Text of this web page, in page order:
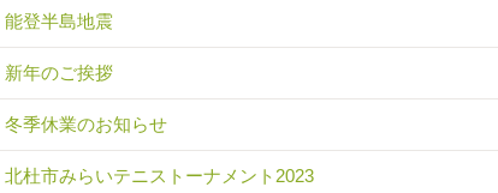
能登半島地震
新年のご挨拶
冬季休業のお知らせ
北杜市みらいテニストーナメント2023